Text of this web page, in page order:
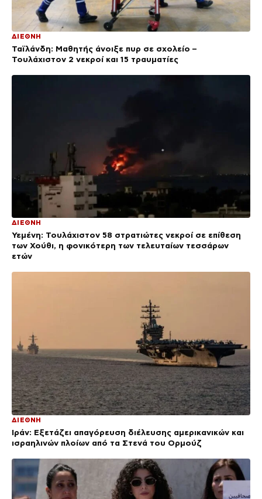
ΔΙΕΘΝΗ
Ταϊλάνδη: Μαθητής άνοιξε πυρ σε σχολείο –
Τουλάχιστον 2 νεκροί και 15 τραυματίες
ΔΙΕΘΝΗ
Υεμένη: Τουλάχιστον 58 στρατιώτες νεκροί σε επίθεση
των Χούθι, η φονικότερη των τελευταίων τεσσάρων
ετών
ΔΙΕΘΝΗ
Ιράν: Εξετάζει απαγόρευση διέλευσης αμερικανικών και
ισραηλινών πλοίων από τα Στενά του Ορμούζ